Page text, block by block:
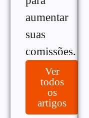
aumentar
suas
comissões.
Ver
todos
os
artigos